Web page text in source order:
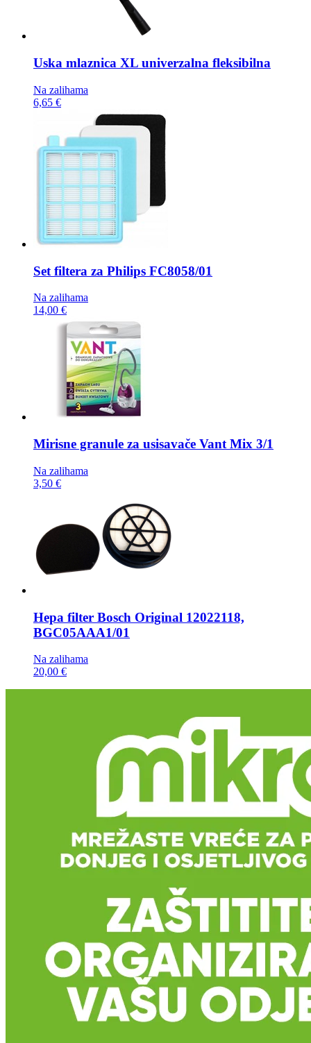
Uska mlaznica XL univerzalna fleksibilna
Na zalihama
6,65 €
Set filtera za Philips FC8058/01
Na zalihama
14,00 €
Mirisne granule za usisavače Vant Mix 3/1
Na zalihama
3,50 €
Hepa filter Bosch Original 12022118,
BGC05AAA1/01
Na zalihama
20,00 €